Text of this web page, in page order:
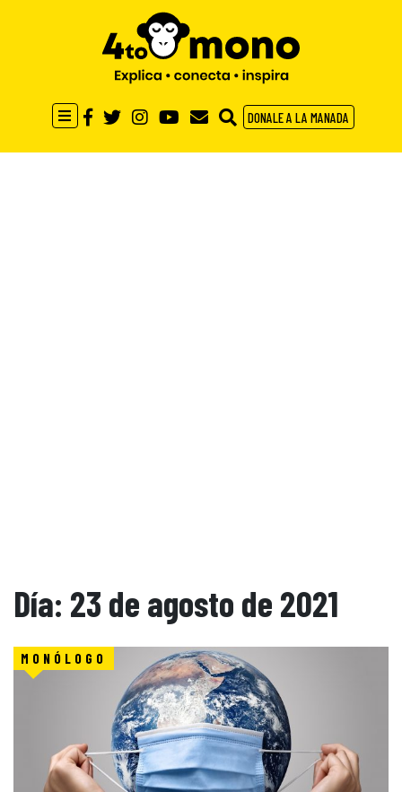
DONALE A LA MANADA
Día: 23 de agosto de 2021
MONÓLOGO